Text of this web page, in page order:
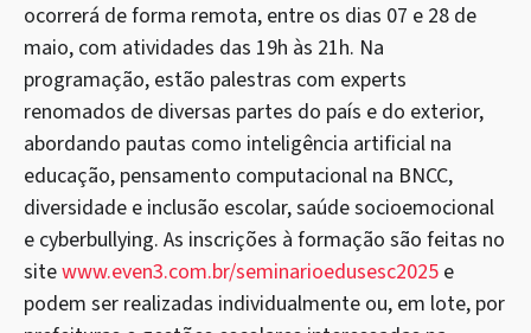
ocorrerá de forma remota, entre os dias 07 e 28 de
maio, com atividades das 19h às 21h. Na
programação, estão palestras com experts
renomados de diversas partes do país e do exterior,
abordando pautas como inteligência artificial na
educação, pensamento computacional na BNCC,
diversidade e inclusão escolar, saúde socioemocional
e cyberbullying. As inscrições à formação são feitas no
sitewww.even3.com.br/seminarioedusesc2025 e
podem ser realizadas individualmente ou, em lote, por